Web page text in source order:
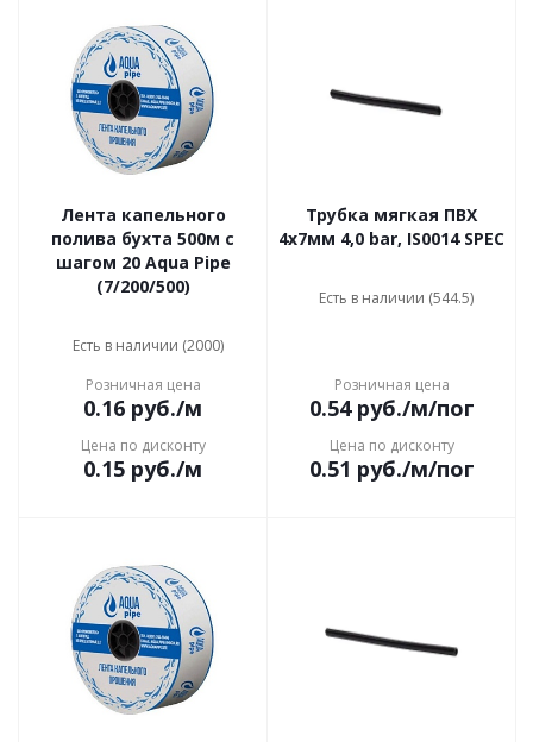
Лента капельного
полива бухта 500м с
шагом 20 Aqua Pipe
(7/200/500)
Есть в наличии (2000)
Розничная цена
0.16 руб./м
Цена по дисконту
0.15 руб./м
Трубка мягкая ПВХ
4х7мм 4,0 bar, IS0014 SPEC
Есть в наличии (544.5)
Розничная цена
0.54руб./м/пог
Цена по дисконту
0.51 руб./м/пог